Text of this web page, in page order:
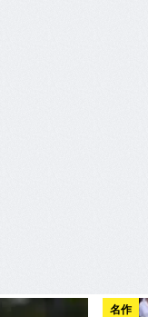
名作